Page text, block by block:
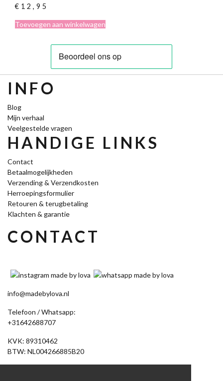
€ 12,95
Toevoegen aan winkelwagen
INFO
Blog
Mijn verhaal
Veelgestelde vragen
HANDIGE LINKS
Contact
Betaalmogelijkheden
Verzending & Verzendkosten
Herroepingsformulier
Retouren & terugbetaling
Klachten & garantie
CONTACT
info@madebylova.nl
Telefoon / Whatsapp:
+31642688707
KVK: 89310462
BTW: NL004266885B20